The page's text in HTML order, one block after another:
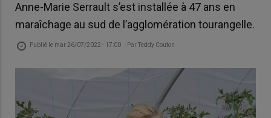
Anne-Marie Serrault s’est installée à 47 ans en
maraîchage au sud de l’agglomération tourangelle.
Publié le mar 26/07/2022 - 17:00 - ParTeddy Couton